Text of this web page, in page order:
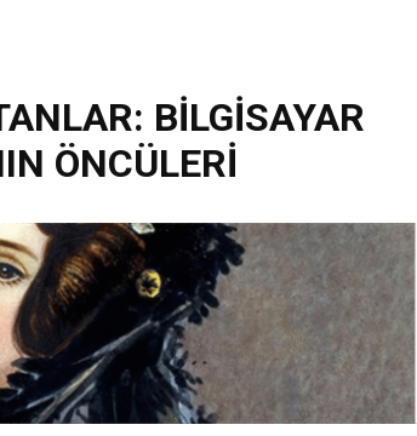
BİLGİSAYAR
ÖNCÜLERİ